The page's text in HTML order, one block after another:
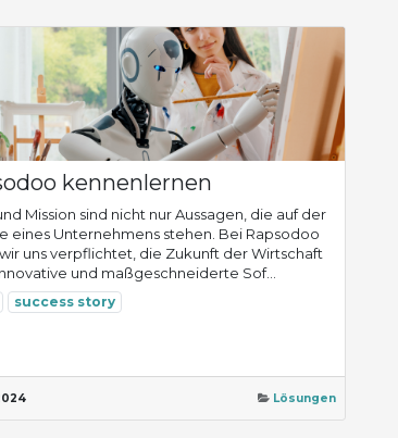
kennenlernen
Mission sind nicht nur Aussagen, die auf der
eines Unternehmens stehen. Bei Rapsodoo
uns verpflichtet, die Zukunft der Wirtschaft
und maßgeschneiderte Sof...
success story
Lösungen